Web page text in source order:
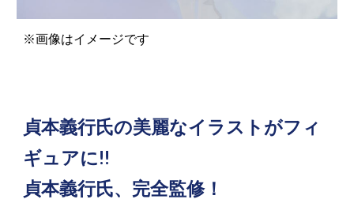
※画像はイメージです
貞本義行氏の美麗なイラストがフィ
ギュアに!!
貞本義行氏、完全監修！